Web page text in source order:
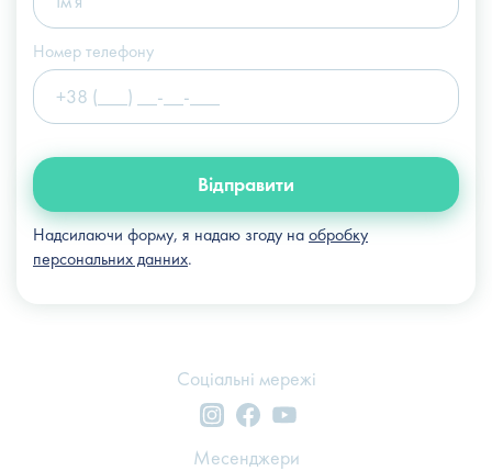
Номер телефону
Відправити
Надсилаючи форму, я надаю згоду наобробку
персональних данних.
Соціальні мережі
Месенджери